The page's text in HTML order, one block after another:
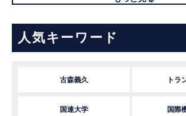
人気キーワード
古森義久 トラ
国連大学 国際